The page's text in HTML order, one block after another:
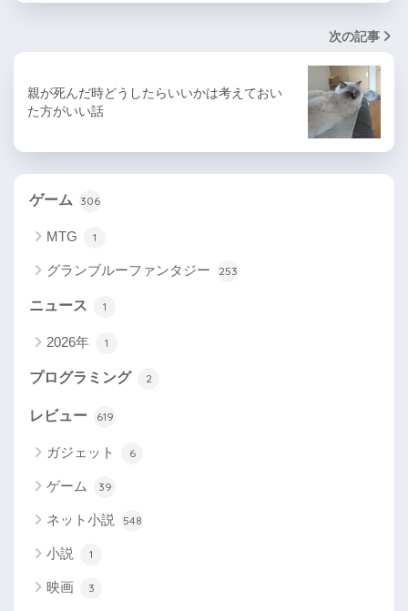
次の記事
親が死んだ時どうしたらいいかは考えておい
た方がいい話
ゲーム 306
MTG 1
グランブルーファンタジー 253
ニュース 1
2026年 1
プログラミング 2
レビュー 619
ガジェット 6
ゲーム 39
ネット小説 548
小説 1
映画 3